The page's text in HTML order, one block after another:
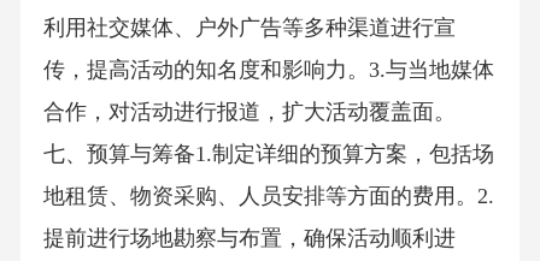
利用社交媒体、户外广告等多种渠道进行宣
传，提高活动的知名度和影响力。3.与当地媒体
合作，对活动进行报道，扩大活动覆盖面。
七、预算与筹备1.制定详细的预算方案，包括场
地租赁、物资采购、人员安排等方面的费用。2.
提前进行场地勘察与布置，确保活动顺利进